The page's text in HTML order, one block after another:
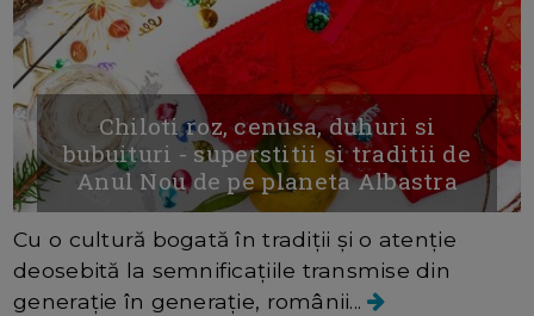
Chiloti roz, cenusa, duhuri si
bubuituri - superstitii si traditii de
Anul Nou de pe planeta Albastra
Cu o cultură bogată în tradiții și o atenție
deosebită la semnificațiile transmise din
generație în generație, românii...